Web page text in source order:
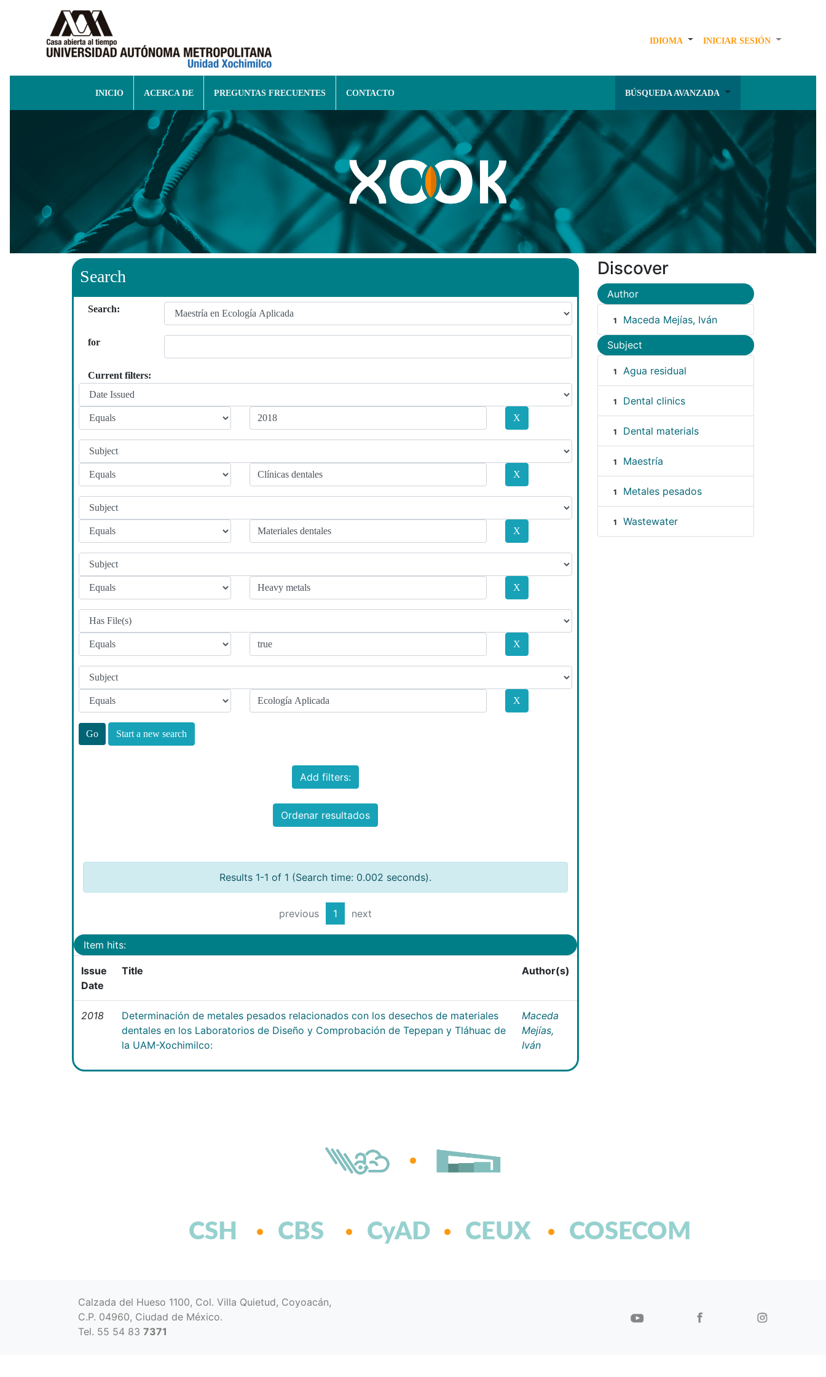
IDIOMA INICIAR SESIÓN
INICIO ACERCA DE PREGUNTAS FRECUENTES CONTACTO BÚSQUEDA AVANZADA
Search
Search:
for
Current filters:
Start a new search
Add filters:
Ordenar resultados
Results 1-1 of 1 (Search time: 0.002 seconds).
previous 1 next
Item hits:
Issue
Date
Title Author(s)
2018
Determinación de metales pesados relacionados con los desechos de materiales
dentales en los Laboratorios de Diseño y Comprobación de Tepepan y Tláhuac de
la UAM-Xochimilco:
Maceda
Mejías,
Iván
Discover
Author
1 Maceda Mejías, Iván
Subject
1 Agua residual
1 Dental clinics
1 Dental materials
1 Maestría
1 Metales pesados
1 Wastewater
CSH CBS CyAD CEUX COSECOM
Calzada del Hueso 1100, Col. Villa Quietud, Coyoacán,
C.P. 04960, Ciudad de México.
Tel. 55 54 83 7371